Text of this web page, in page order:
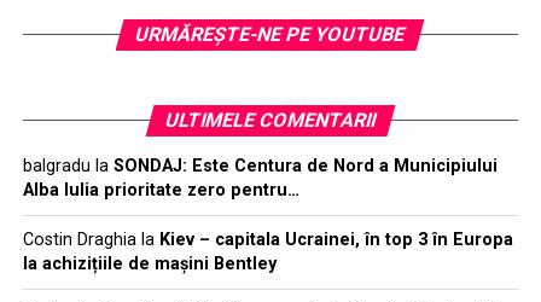
URMĂREŞTE-NE PE YOUTUBE
ULTIMELE COMENTARII
balgradu la SONDAJ: Este Centura de Nord a Municipiului
Alba Iulia prioritate zero pentru…
Costin Draghiala Kiev – capitala Ucrainei, în top 3 în Europa
la achizițiile de mașini Bentley